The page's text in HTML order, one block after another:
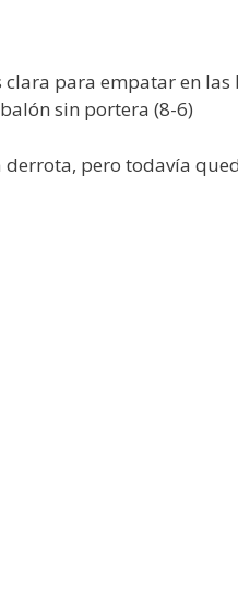
para empatar en las
sin portera (8-6)
derrota, pero todavía